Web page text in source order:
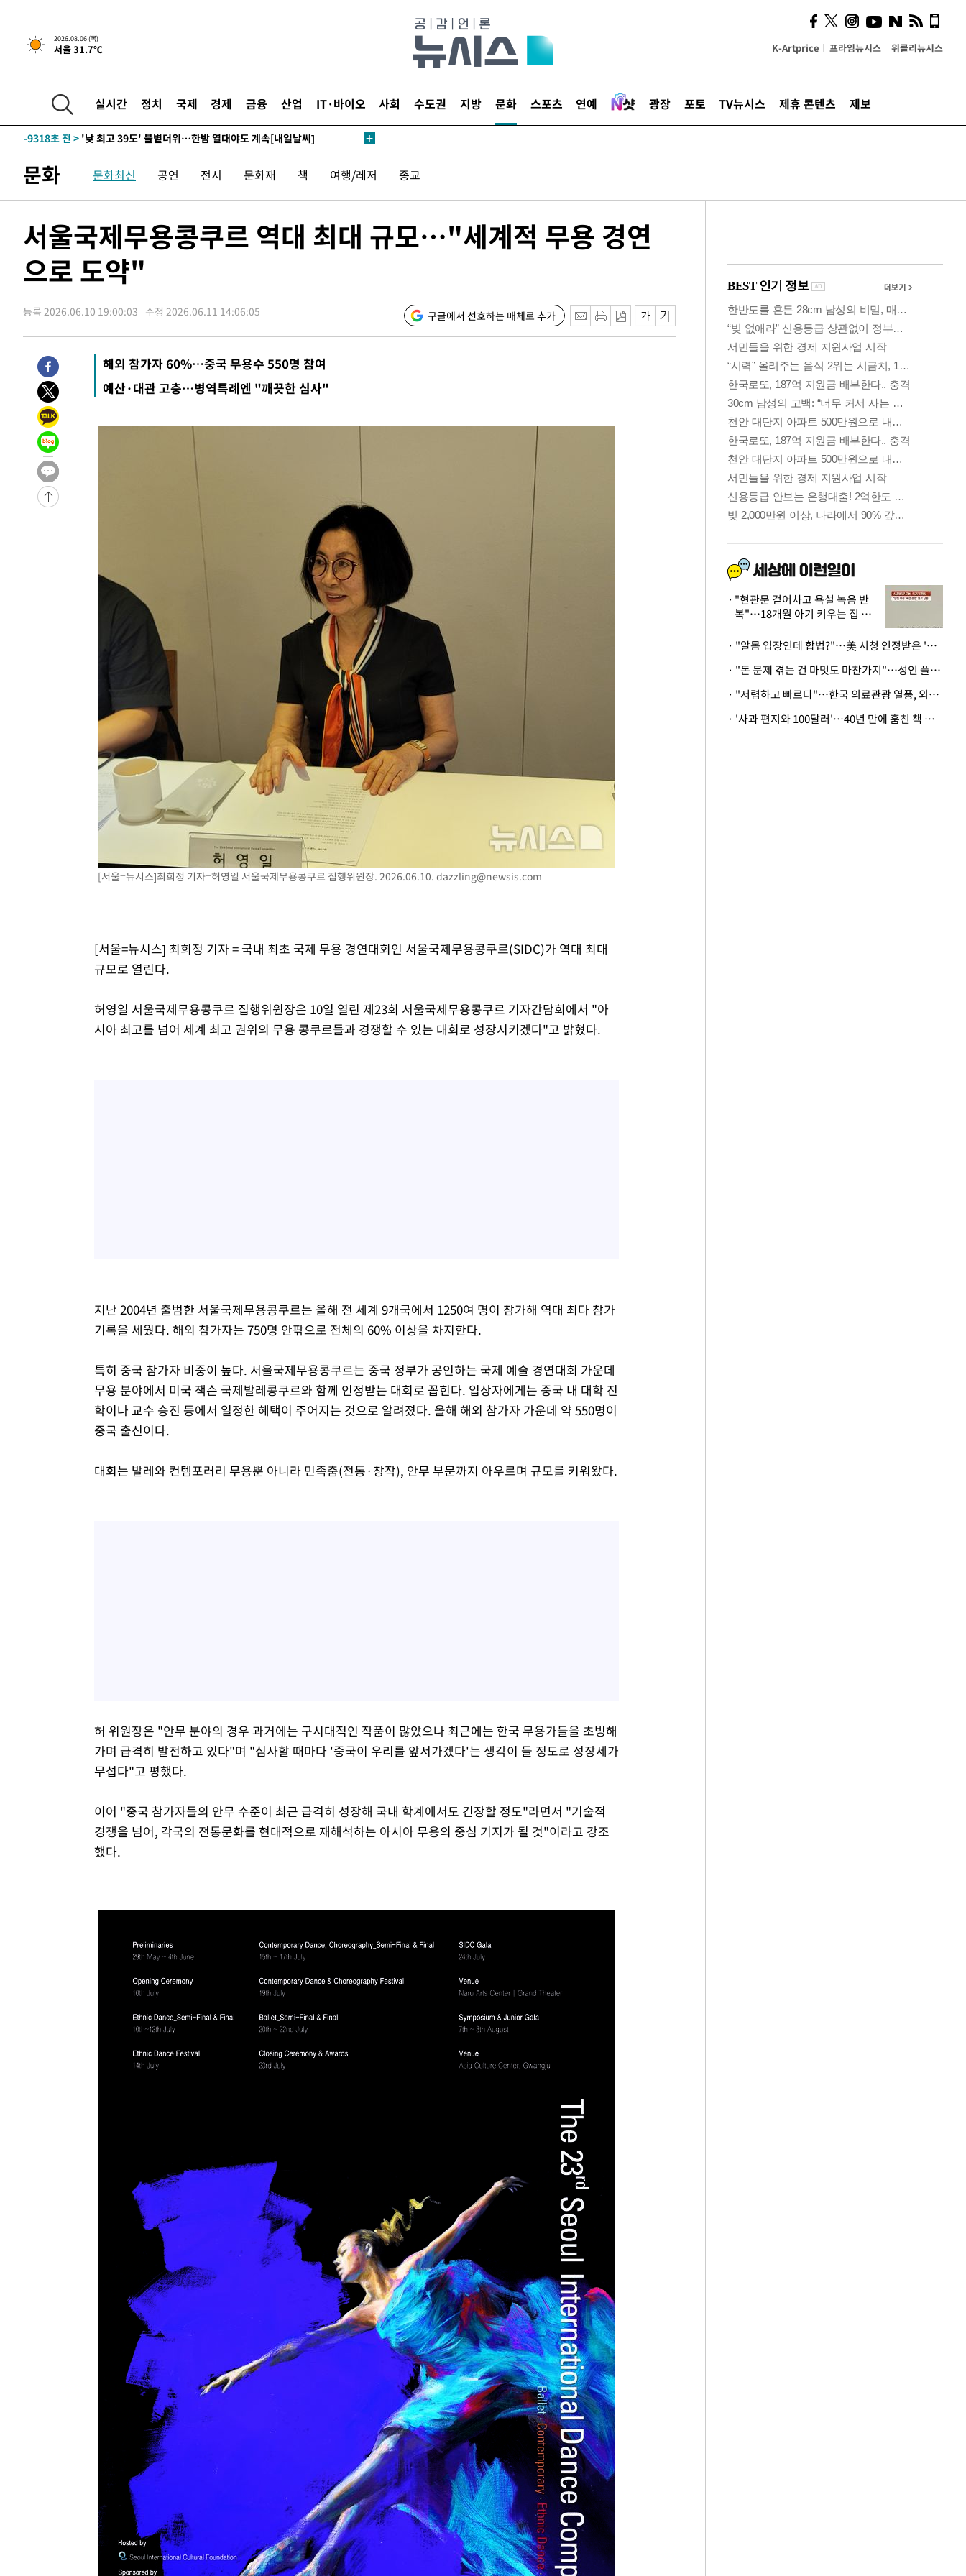
2026.08.06 (목)
서울 31.7℃ K-Artprice 프라임뉴시스 위클리뉴시스
실시간 정치 국제 경제 금융 산업 IT·바이오 사회 수도권 지방 문화 스포츠 연예 광장 포토 TV뉴시스 제휴 콘텐츠 제보
-12338초 전 >[속보]합참 "北 발사체는 단거리탄도미사일…감시·경계태세 강
-9922초 전 >
[속보]합참 "북, 동해상으로 미상 발사체 발사"
-9318초 전 >'낮 최고 39도' 불볕더위…한밤 열대야도 계속[내일날씨]
-9277초 전 >[속보]7~9일 프로야구 3연전도 폭염 취소…11일 재개
-8939초 전 >
"韓 외환시장 개입 관측 배경엔 美의 대한국 무역적자 있어"
-8766초 전 >
-8168초 전 >[속보]종합특검, 대검 추가 압수수색…내란 중요임무종사 혐의
-4263초 전 >[속보]코스닥, 800p 회복…0.26% 오른 801.67 마감
-4193초 전 >
[속보]코스피, 301.88포인트(4.58%) 내린 6296.38 마감
[속보]원·달러 환율, 0.7원 내린 1423.8원 마감
-1657초 전 >"여기 떨어졌다"…다누리, 스페이스X 로켓 달 충돌 흔적 포착
-29848초 전 >
'월드컵 탈락 후폭풍' 축구협회…11시간 걸린 초유의 압수수색(종
-29284초 전 >
[속보] 뉴욕증시, 혼조 출발…나스닥 0.3%↓, 다우 0.14%↑
-28077초 전 >
-26762초 전 >
경찰, '홍명보는 2순위' 결론냈던 스포츠윤리센터도 압수수색
-12358초 전 >
[속보]합참 "北 발사체는 단거리탄도미사일…감시·경계태세 강
화"
-12106초 전 >
-10536초 전 >
[속보] SKT, 에이닷 서비스 장애 발생…"원인 파악 중"
-9942초 전 >
'낮 최고 39도' 불볕더위…한밤 열대야도 계속[내일날씨]
"韓 외환시장 개입 관측 배경엔 美의 대한국 무역적자 있어"
'월드컵 탈락 후폭풍' 축구협회…초유의 압수수색에 '충격·당황'
서울 낮 37.9도, 올여름 최고치 경신…영등포 순간 '40도'
[속보]종합특검, 대검 추가 압수수색…내란 중요임무종사 혐의
[속보]코스닥, 800p 회복…0.26% 오른 801.67 마감
[속보]코스피, 301.88포인트(4.58%) 내린 6296.38 마감
[속보]원·달러 환율, 0.7원 내린 1423.8원 마감
"여기 떨어졌다"…다누리, 스페이스X 로켓 달 충돌 흔적 포착
손흥민, 5경기 연속골 실패…LAFC는 승부차기 끝 과달라하라 격파
내일까지 39도 '펄펄'…기상청 "태풍 지나며 폭염 잠시 꺾인다"
문화 문화최신 공연 전시 문화재 책 여행/레저 종교
서울국제무용콩쿠르 역대 최대 규모…"세계적 무용 경연
으로 도약"
등록 2026.06.10 19:00:03 수정 2026.06.11 14:06:05 구글에서 선호하는 매체로 추가
해외 참가자 60%…중국 무용수 550명 참여
예산·대관 고충…병역특례엔 "깨끗한 심사"
[서울=뉴시스]최희정 기자=허영일 서울국제무용콩쿠르 집행위원장. 2026.06.10. dazzling@newsis.com
[서울=뉴시스] 최희정 기자 = 국내 최초 국제 무용 경연대회인 서울국제무용콩쿠르(SIDC)가 역대 최대
규모로 열린다.
허영일 서울국제무용콩쿠르 집행위원장은 10일 열린 제23회 서울국제무용콩쿠르 기자간담회에서 "아
시아 최고를 넘어 세계 최고 권위의 무용 콩쿠르들과 경쟁할 수 있는 대회로 성장시키겠다"고 밝혔다.
지난 2004년 출범한 서울국제무용콩쿠르는 올해 전 세계 9개국에서 1250여 명이 참가해 역대 최다 참가
기록을 세웠다. 해외 참가자는 750명 안팎으로 전체의 60% 이상을 차지한다.
특히 중국 참가자 비중이 높다. 서울국제무용콩쿠르는 중국 정부가 공인하는 국제 예술 경연대회 가운데
무용 분야에서 미국 잭슨 국제발레콩쿠르와 함께 인정받는 대회로 꼽힌다. 입상자에게는 중국 내 대학 진
학이나 교수 승진 등에서 일정한 혜택이 주어지는 것으로 알려졌다. 올해 해외 참가자 가운데 약 550명이
중국 출신이다.
대회는 발레와 컨템포러리 무용뿐 아니라 민족춤(전통·창작), 안무 부문까지 아우르며 규모를 키워왔다.
허 위원장은 "안무 분야의 경우 과거에는 구시대적인 작품이 많았으나 최근에는 한국 무용가들을 초빙해
가며 급격히 발전하고 있다"며 "심사할 때마다 '중국이 우리를 앞서가겠다'는 생각이 들 정도로 성장세가
무섭다"고 평했다.
이어 "중국 참가자들의 안무 수준이 최근 급격히 성장해 국내 학계에서도 긴장할 정도"라면서 "기술적
경쟁을 넘어, 각국의 전통문화를 현대적으로 재해석하는 아시아 무용의 중심 기지가 될 것"이라고 강조
했다.
의견, 국토부·LH에 충실히
전달할 것"
"현관문 걷어차고 욕설 녹음 반
복"…18개월 아기 키우는 집 뒤
· "알몸 입장인데 합법?"…美 시청 인정받은 '누드' 레스토랑 화제
· "돈 문제 겪는 건 마멋도 마찬가지"…성인 플랫폼에 등장한 뜻밖의 스타
· "저렴하고 빠르다"…한국 의료관광 열풍, 외신도 주목
· '사과 편지와 100달러'…40년 만에 훔친 책 돌려준 美 절도범